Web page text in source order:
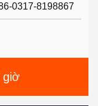
0317-8198867
giờ